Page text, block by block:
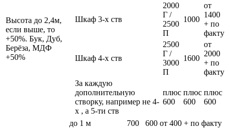
Высота до 2,4м,
если выше, то
+50%. Бук, Дуб,
Берёза, МДФ
+50%
Шкаф 3-х ств
2000
Г /
2500
П
1000
от
1400
+ по
факту
Шкаф 4-х ств
2500
Г /
3000
П
1600
от
2000
+ по
факту
За каждую
дополнительную
створку, например не 4-
х , а 5-ти ств
плюс
600
плюс
600
плюс
600
до 1 м 700 600 от 400 + по факту